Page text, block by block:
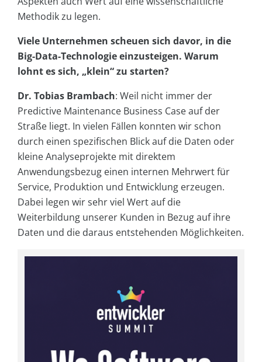
Methodik zu legen.
Viele Unternehmen scheuen sich davor, in die
Big-Data-Technologie einzusteigen. Warum
lohnt es sich, „klein“ zu starten?
Dr. Tobias Brambach: Weil nicht immer der
Predictive Maintenance Business Case auf der
Straße liegt. In vielen Fällen konnten wir schon
durch einen spezifischen Blick auf die Daten oder
kleine Analyseprojekte mit direktem
Anwendungsbezug einen internen Mehrwert für
Service, Produktion und Entwicklung erzeugen.
Dabei legen wir sehr viel Wert auf die
Weiterbildung unserer Kunden in Bezug auf ihre
Daten und die daraus entstehenden Möglichkeiten.